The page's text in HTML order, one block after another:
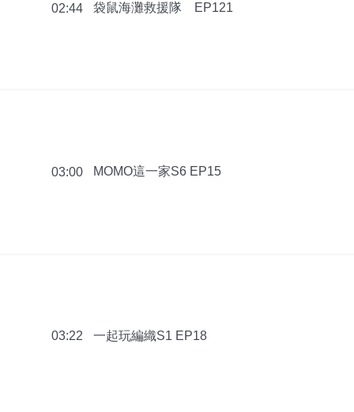
02:44 袋鼠海灘救援隊 EP121
03:00 MOMO這一家S6 EP15
03:22 一起玩編織S1 EP18